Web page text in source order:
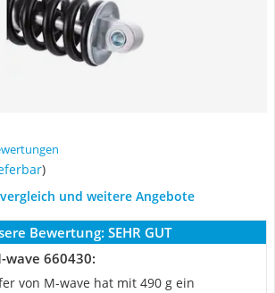
)
und weitere Angebote
Bewertung: SEHR GUT
wave 660430:
von M-wave hat mit 490 g ein